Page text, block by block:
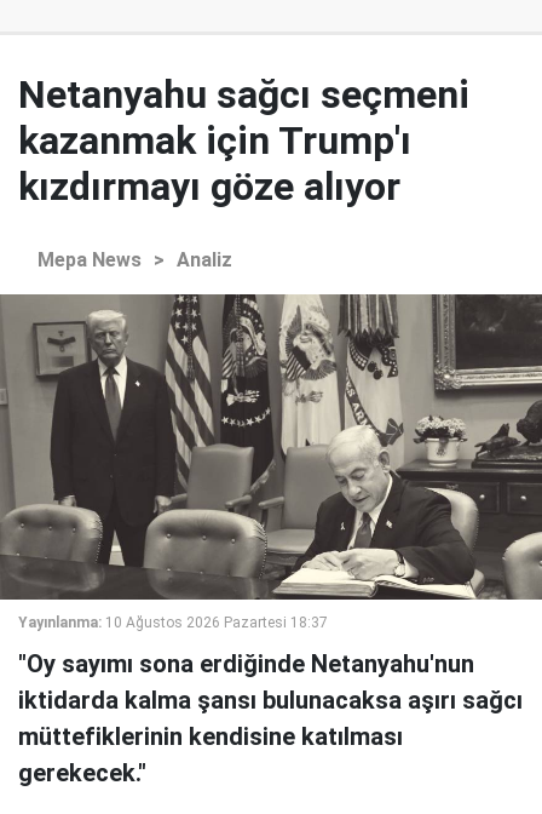
Netanyahu sağcı seçmeni
kazanmak için Trump'ı
kızdırmayı göze alıyor
Mepa News > Analiz
Yayınlanma: 10 Ağustos 2026 Pazartesi 18:37
"Oy sayımı sona erdiğinde Netanyahu'nun
iktidarda kalma şansı bulunacaksa aşırı sağcı
müttefiklerinin kendisine katılması
gerekecek."